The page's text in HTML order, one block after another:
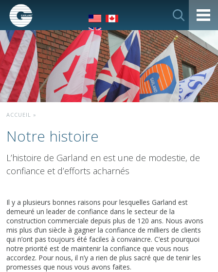
ACCUEIL »
Notre histoire
L’histoire de Garland en est une de modestie, de
confiance et d’efforts acharnés
Il y a plusieurs bonnes raisons pour lesquelles Garland est
demeuré un leader de confiance dans le secteur de la
construction commerciale depuis plus de 120 ans. Nous avons
mis plus d’un siècle à gagner la confiance de milliers de clients
qui n’ont pas toujours été faciles à convaincre. C’est pourquoi
notre priorité est de maintenir la confiance que vous nous
accordez. Pour nous, il n’y a rien de plus sacré que de tenir les
promesses que nous vous avons faites.